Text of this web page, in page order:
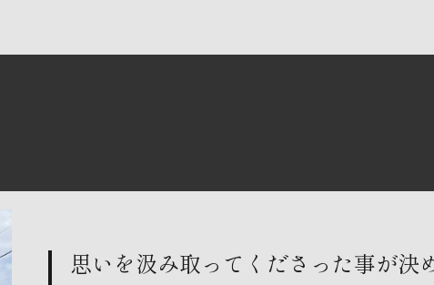
思いを汲み取ってくださった事が決